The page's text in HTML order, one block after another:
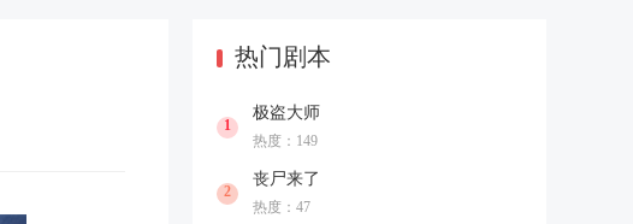
热门剧本
1
极盗大师
热度：149
2
丧尸来了
热度：47